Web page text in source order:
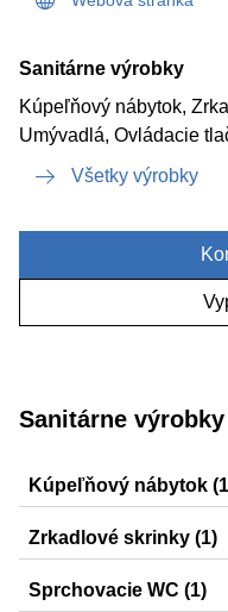
Sanitárne výrobky
Kúpeľňový nábytok,
Umývadlá, Ovládacie
Všetky výrobky
Sanitárne výrobky
Kúpeľňový nábytok
Selnova Square
Zrkadlové skrinky (1)
Selnova Square
Sprchovacie WC (1)